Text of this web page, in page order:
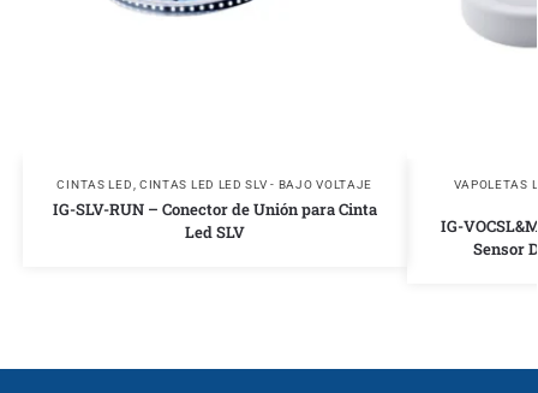
CINTAS LED CINTAS LED LED SLV - BAJO VOLTAJE
IG-SLV-RUN – Conector de Unión para Cinta
Led SLV
VAPOLETAS
IG-
Sensor